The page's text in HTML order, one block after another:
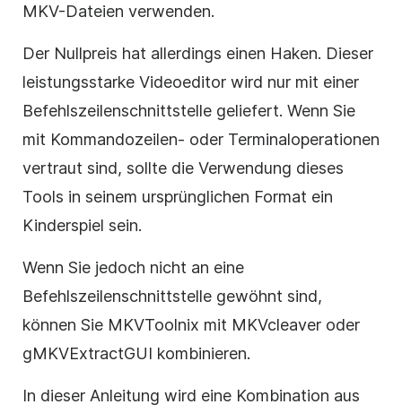
MKV-Dateien verwenden.
Der Nullpreis hat allerdings einen Haken. Dieser
leistungsstarke Videoeditor wird nur mit einer
Befehlszeilenschnittstelle geliefert. Wenn Sie
mit Kommandozeilen- oder Terminaloperationen
vertraut sind, sollte die Verwendung dieses
Tools in seinem ursprünglichen Format ein
Kinderspiel sein.
Wenn Sie jedoch nicht an eine
Befehlszeilenschnittstelle gewöhnt sind,
können Sie MKVToolnix mit MKVcleaver oder
gMKVExtractGUI kombinieren.
In dieser Anleitung wird eine Kombination aus